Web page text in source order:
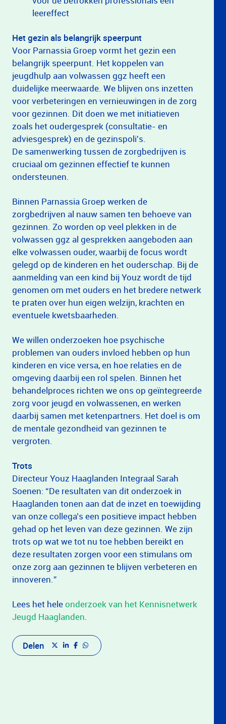
leereffect
Het gezin als belangrijk speerpunt
Voor Parnassia Groep vormt het gezin een
belangrijk speerpunt. Het koppelen van
jeugdhulp aan volwassen ggz heeft een
duidelijke meerwaarde. We blijven ons inzetten
voor verbeteringen en vernieuwingen in de zorg
voor gezinnen. Dit doen we met initiatieven
zoals het oudergesprek (consultatie- en
adviesgesprek) en de gezinspoli's.
De samenwerking tussen de zorgbedrijven is
cruciaal om gezinnen effectief te kunnen
ondersteunen.
Binnen Parnassia Groep werken de
zorgbedrijven al nauw samen ten behoeve van
gezinnen. Zo worden op veel plekken in de
volwassen ggz al gesprekken aangeboden aan
elke volwassen ouder, waarbij de focus wordt
gelegd op de kinderen en het ouderschap. Bij de
aanmelding van een kind bij Youz wordt de tijd
genomen om met ouders en het bredere netwerk
te praten over hun eigen welzijn, krachten en
eventuele kwetsbaarheden.
We willen onderzoeken hoe psychische
problemen van ouders invloed hebben op hun
kinderen en vice versa, en hoe relaties en de
omgeving daarbij een rol spelen. Binnen het
behandelproces richten we ons op geïntegreerde
zorg voor jeugd en volwassenen, en werken
daarbij samen met ketenpartners. Het doel is om
de mentale gezondheid van gezinnen te
vergroten.
Trots
Directeur Youz Haaglanden Integraal Sarah
Soenen: “De resultaten van dit onderzoek in
Haaglanden tonen aan dat de inzet en toewijding
van onze collega’s een positieve impact hebben
gehad op het leven van deze gezinnen. We zijn
trots op wat we tot nu toe hebben bereikt en
deze resultaten zorgen voor een stimulans om
onze zorg aan gezinnen te blijven verbeteren en
innoveren.”
Lees het heleonderzoek van het Kennisnetwerk
Jeugd Haaglanden.
Delen